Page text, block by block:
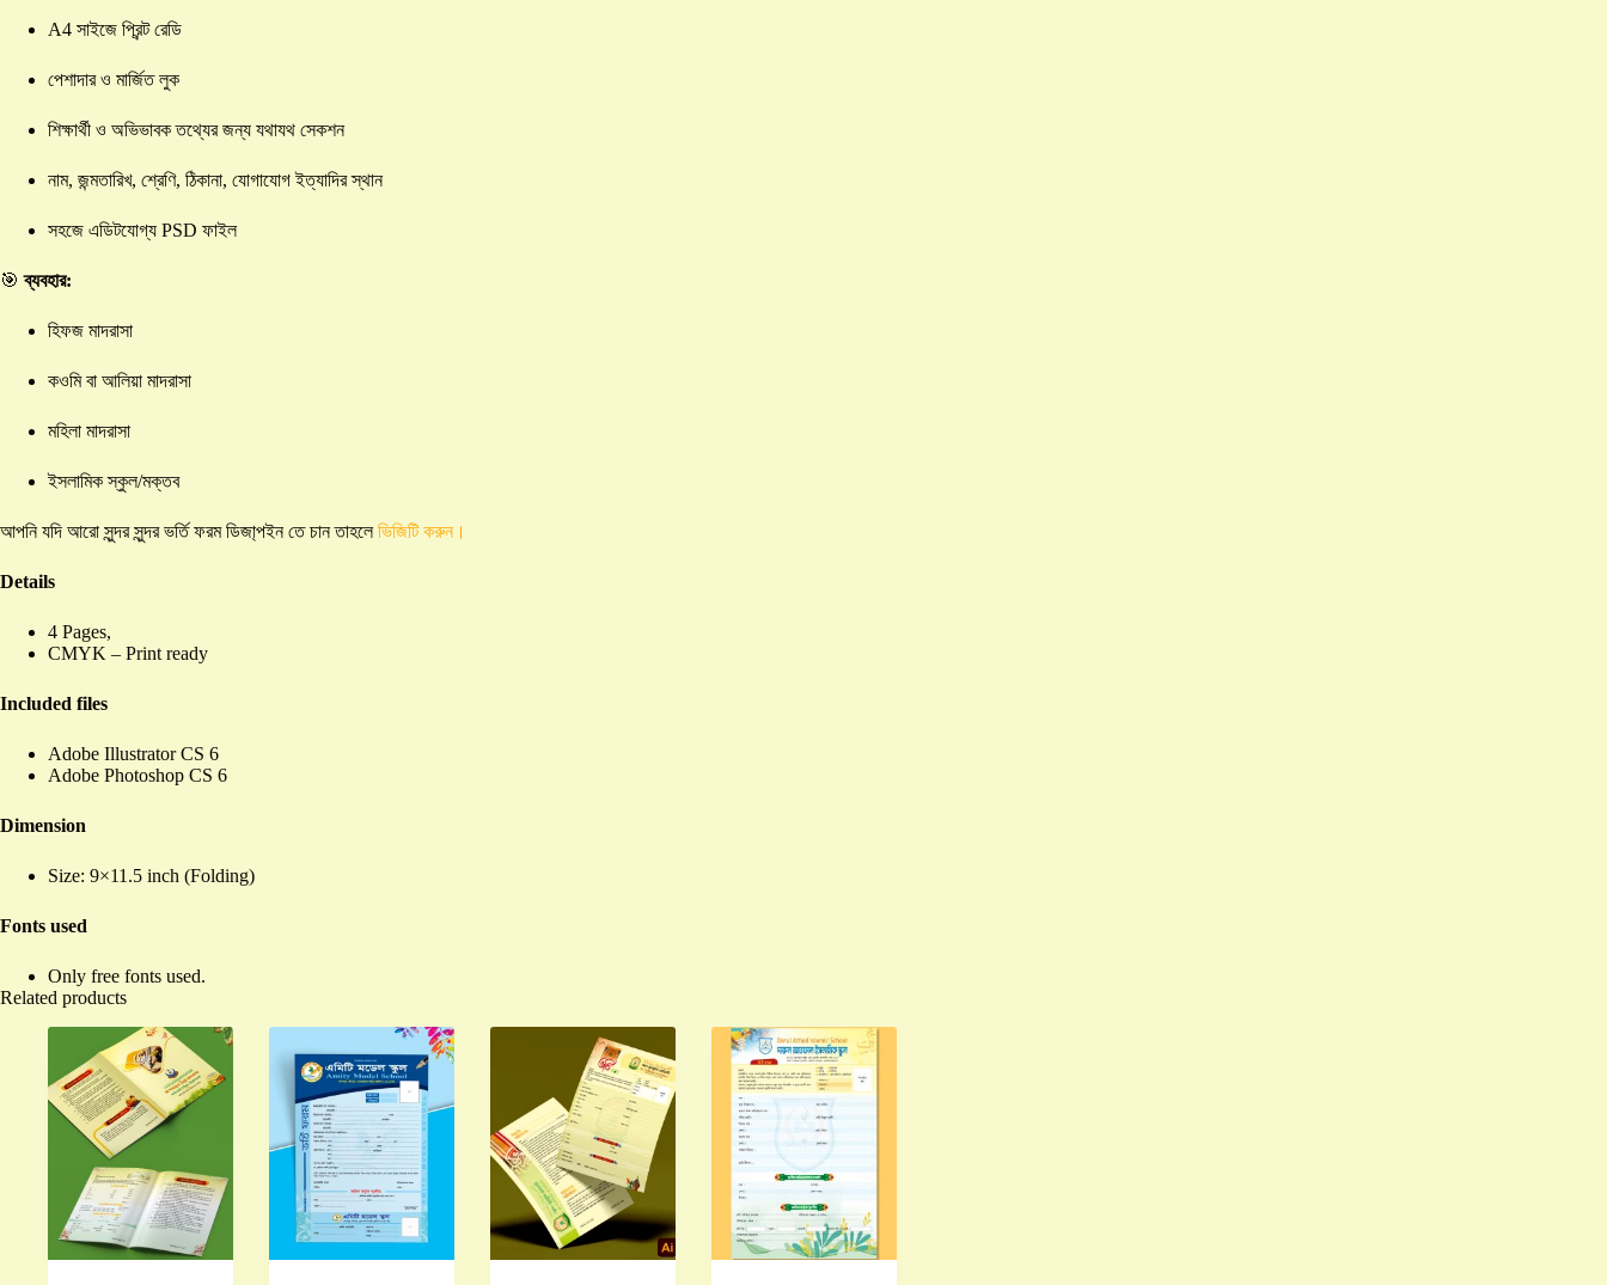
A4 সাইজে প্রিন্ট রেডি
পেশাদার ও মার্জিত লুক
শিক্ষার্থী ও অভিভাবক তথ্যের জন্য যথাযথ সেকশন
নাম, জন্মতারিখ, শ্রেণি, ঠিকানা, যোগাযোগ ইত্যাদির স্থান
সহজে এডিটযোগ্য PSD ফাইল
🎯ব্যবহার:
হিফজ মাদরাসা
কওমি বা আলিয়া মাদরাসা
মহিলা মাদরাসা
ইসলামিক স্কুল/মক্তব
আপনি যদি আরো সুন্দর সুন্দর ভর্তি ফরম ডিজা্পইন তে চান তাহলেভিজিটি করুন।
Details
4 Pages,
CMYK – Print ready
Included files
Adobe Illustrator CS 6
Adobe Photoshop CS 6
Dimension
Size: 9×11.5 inch (Folding)
Fonts used
Only free fonts used.
Related products